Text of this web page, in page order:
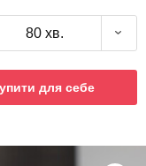
80 хв.
для себе